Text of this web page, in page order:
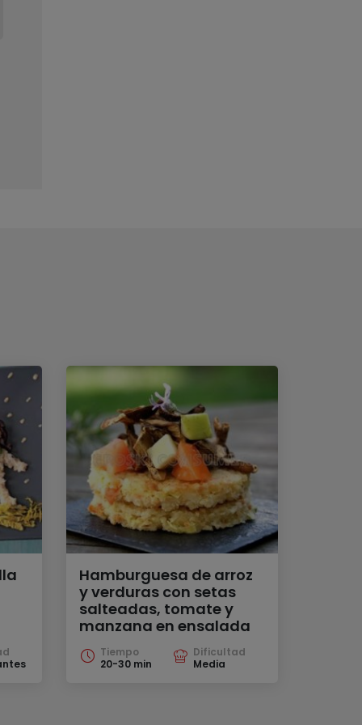
Hamburguesa de arroz
y verduras con setas
salteadas, tomate y
manzana en ensalada
Tiempo
20-30 min
Dificultad
Media